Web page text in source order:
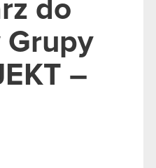
do
–